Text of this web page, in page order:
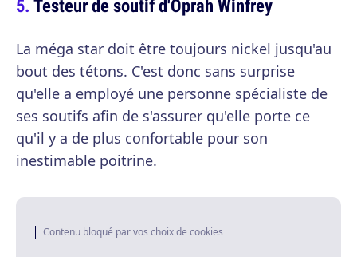
Testeur de soutif d'Oprah Winfrey
La méga star doit être toujours nickel jusqu'au
bout des tétons. C'est donc sans surprise
qu'elle a employé une personne spécialiste de
ses soutifs afin de s'assurer qu'elle porte ce
qu'il y a de plus confortable pour son
inestimable poitrine.
Contenu bloqué par vos choix de cookies